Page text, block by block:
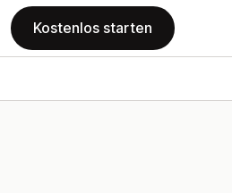
Kostenlos starten